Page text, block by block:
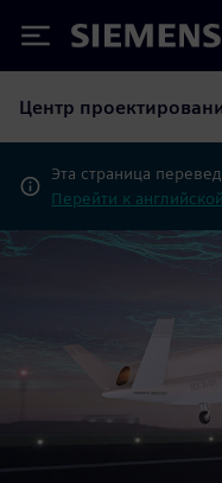
Siemens
Центр
Эта страница
Перейти к